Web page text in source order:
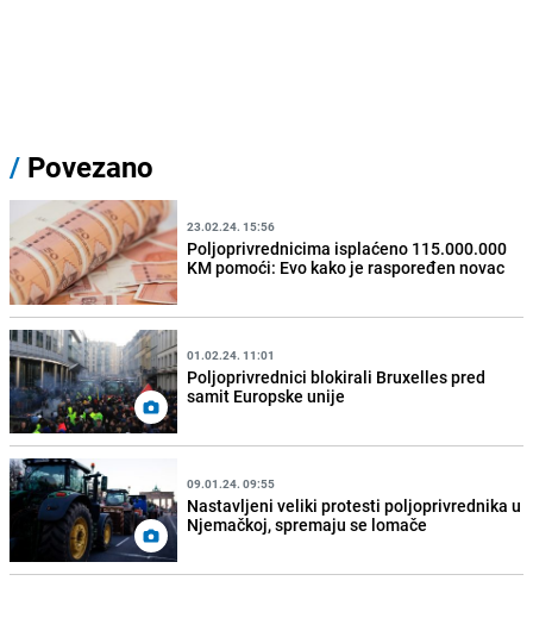
/ Povezano
23.02.24. 15:56
Poljoprivrednicima isplaćeno 115.000.000
KM pomoći: Evo kako je raspoređen novac
01.02.24. 11:01
Poljoprivrednici blokirali Bruxelles pred
samit Europske unije
09.01.24. 09:55
Nastavljeni veliki protesti poljoprivrednika u
Njemačkoj, spremaju se lomače